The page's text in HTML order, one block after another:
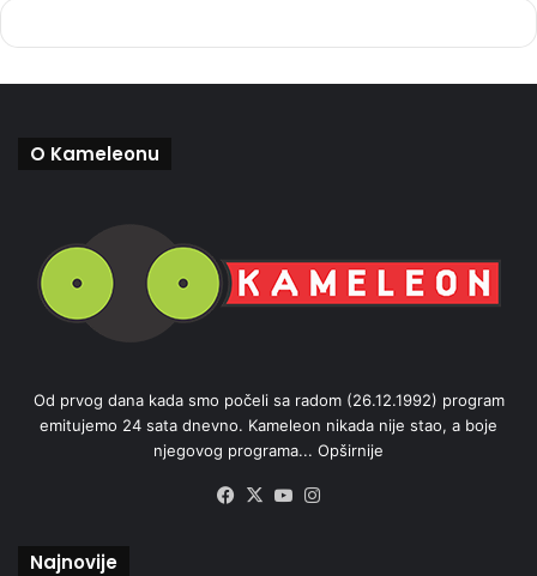
O Kameleonu
Od prvog dana kada smo počeli sa radom (26.12.1992) program
emitujemo 24 sata dnevno. Kameleon nikada nije stao, a boje
njegovog programa... Opširnije
Facebook
X YouTube
Najnovije